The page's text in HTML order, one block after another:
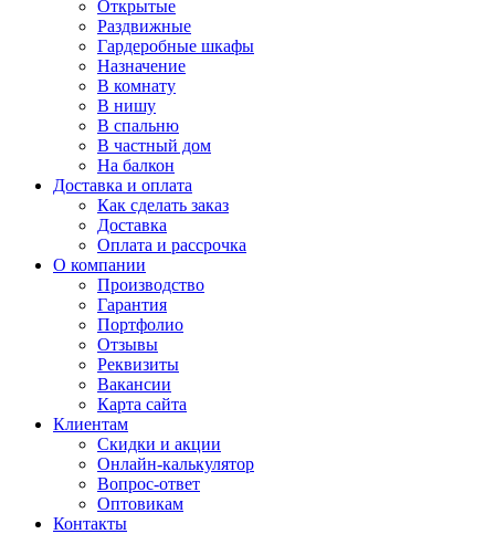
Открытые
Раздвижные
Гардеробные шкафы
Назначение
В комнату
В нишу
В спальню
В частный дом
На балкон
Доставка и оплата
Как сделать заказ
Доставка
Оплата и рассрочка
О компании
Производство
Гарантия
Портфолио
Отзывы
Реквизиты
Вакансии
Карта сайта
Клиентам
Скидки и акции
Онлайн-калькулятор
Вопрос-ответ
Оптовикам
Контакты